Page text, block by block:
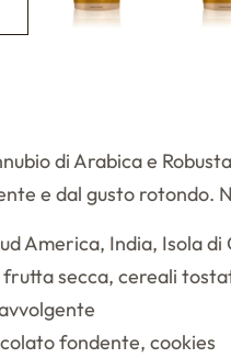
di Arabica e
e dal gusto
America, India, Isola di
secca, cereali
fondente, cookies